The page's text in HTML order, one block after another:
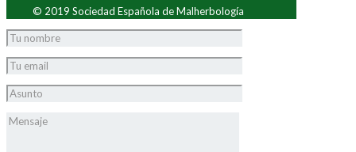
© 2019 Sociedad Española de Malherbología